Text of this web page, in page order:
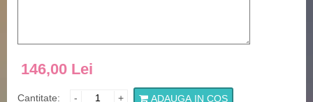
146,00 Lei
Cantitate: - +
ADAUGA IN COS